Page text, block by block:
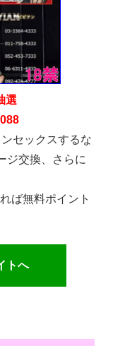
選
セックスするな
ジ交換、さらに
ば無料ポイント
トへ